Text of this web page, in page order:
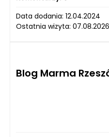
Data dodania: 12.04.2024
Ostatnia wizyta: 07.08.2026
Blog Marma